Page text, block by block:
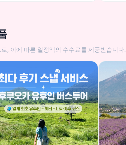
, 이에 따른 일정액의 수수료를 제공받습니다.